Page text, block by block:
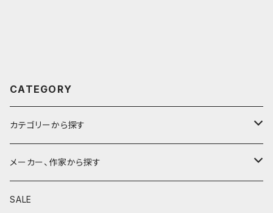
CATEGORY
カテゴリーから探す
鉛筆
鉛筆補助軸
メーカー、作家から探す
590&Co.
SALE